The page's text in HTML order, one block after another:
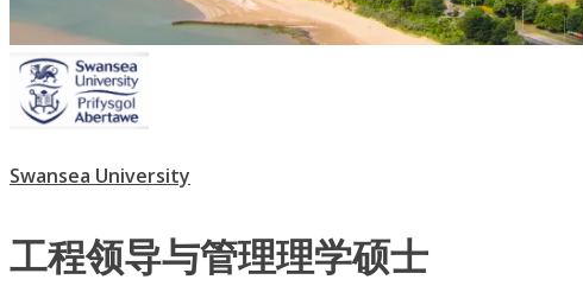
Swansea University
工程领导与管理理学硕士